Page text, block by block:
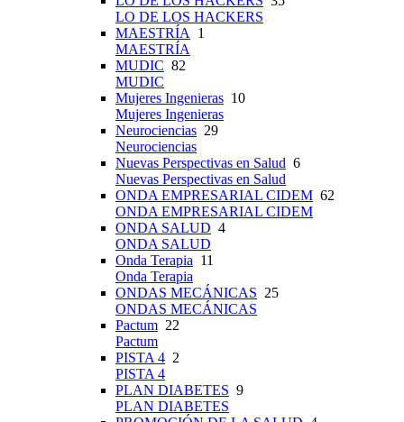
LO DE LOS HACKERS
MAESTRÍA 1
MAESTRÍA
MUDIC 82
MUDIC
Mujeres Ingenieras 10
Mujeres Ingenieras
Neurociencias 29
Neurociencias
Nuevas Perspectivas en Salud 6
Nuevas Perspectivas en Salud
ONDA EMPRESARIAL CIDEM 62
ONDA EMPRESARIAL CIDEM
ONDA SALUD 4
ONDA SALUD
Onda Terapia 11
Onda Terapia
ONDAS MECÁNICAS 25
ONDAS MECÁNICAS
Pactum 22
Pactum
PISTA 4 2
PISTA 4
PLAN DIABETES 9
PLAN DIABETES